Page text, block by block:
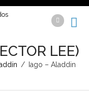
LEE)
/
Iago – Aladdin